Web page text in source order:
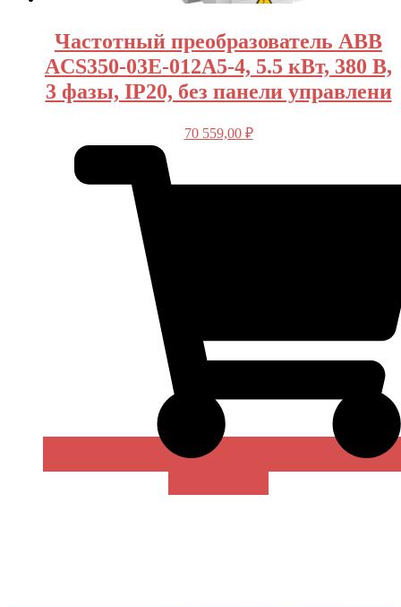
Частотный преобразователь ABB
ACS350-03E-012A5-4, 5.5 кВт, 380 В,
3 фазы, IP20, без панели управлени
70 559,00 ₽